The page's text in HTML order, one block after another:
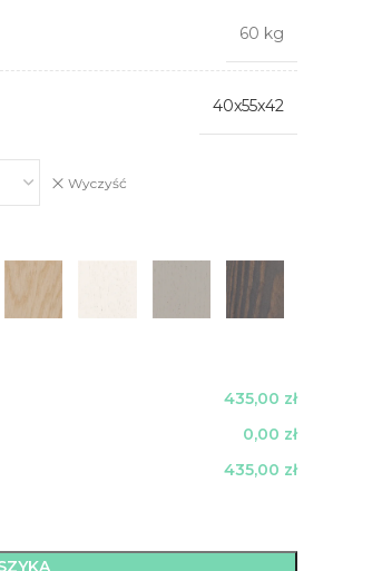
60 kg
40x55x42
Wyczyść
435,00 zł
0,00 zł
435,00 zł